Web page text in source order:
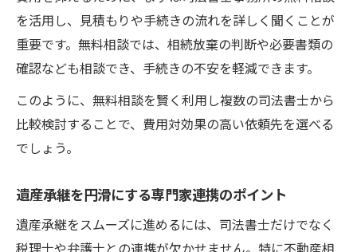
を活用し、見積もりや手続きの流れを詳しく聞くことが
重要です。無料相談では、相続放棄の判断や必要書類の
確認なども相談でき、手続きの不安を軽減できます。
このように、無料相談を賢く利用し複数の司法書士から
比較検討することで、費用対効果の高い依頼先を選べる
でしょう。
遺産承継を円滑にする専門家連携のポイント
遺産承継をスムーズに進めるには、司法書士だけでなく